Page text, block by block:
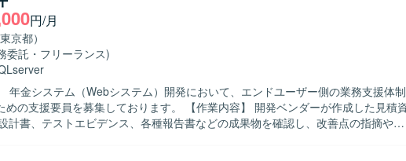
円/月
京都）
委託・フリーランス)
年金システム（Webシステム）開発において、エンドユーザー側の業務支援体制
を募集しております。 【作業内容】 開発ベンダーが作成した見積資
計書、テストエビデンス、各種報告書などの成果物を確認し、改善点の指摘や是